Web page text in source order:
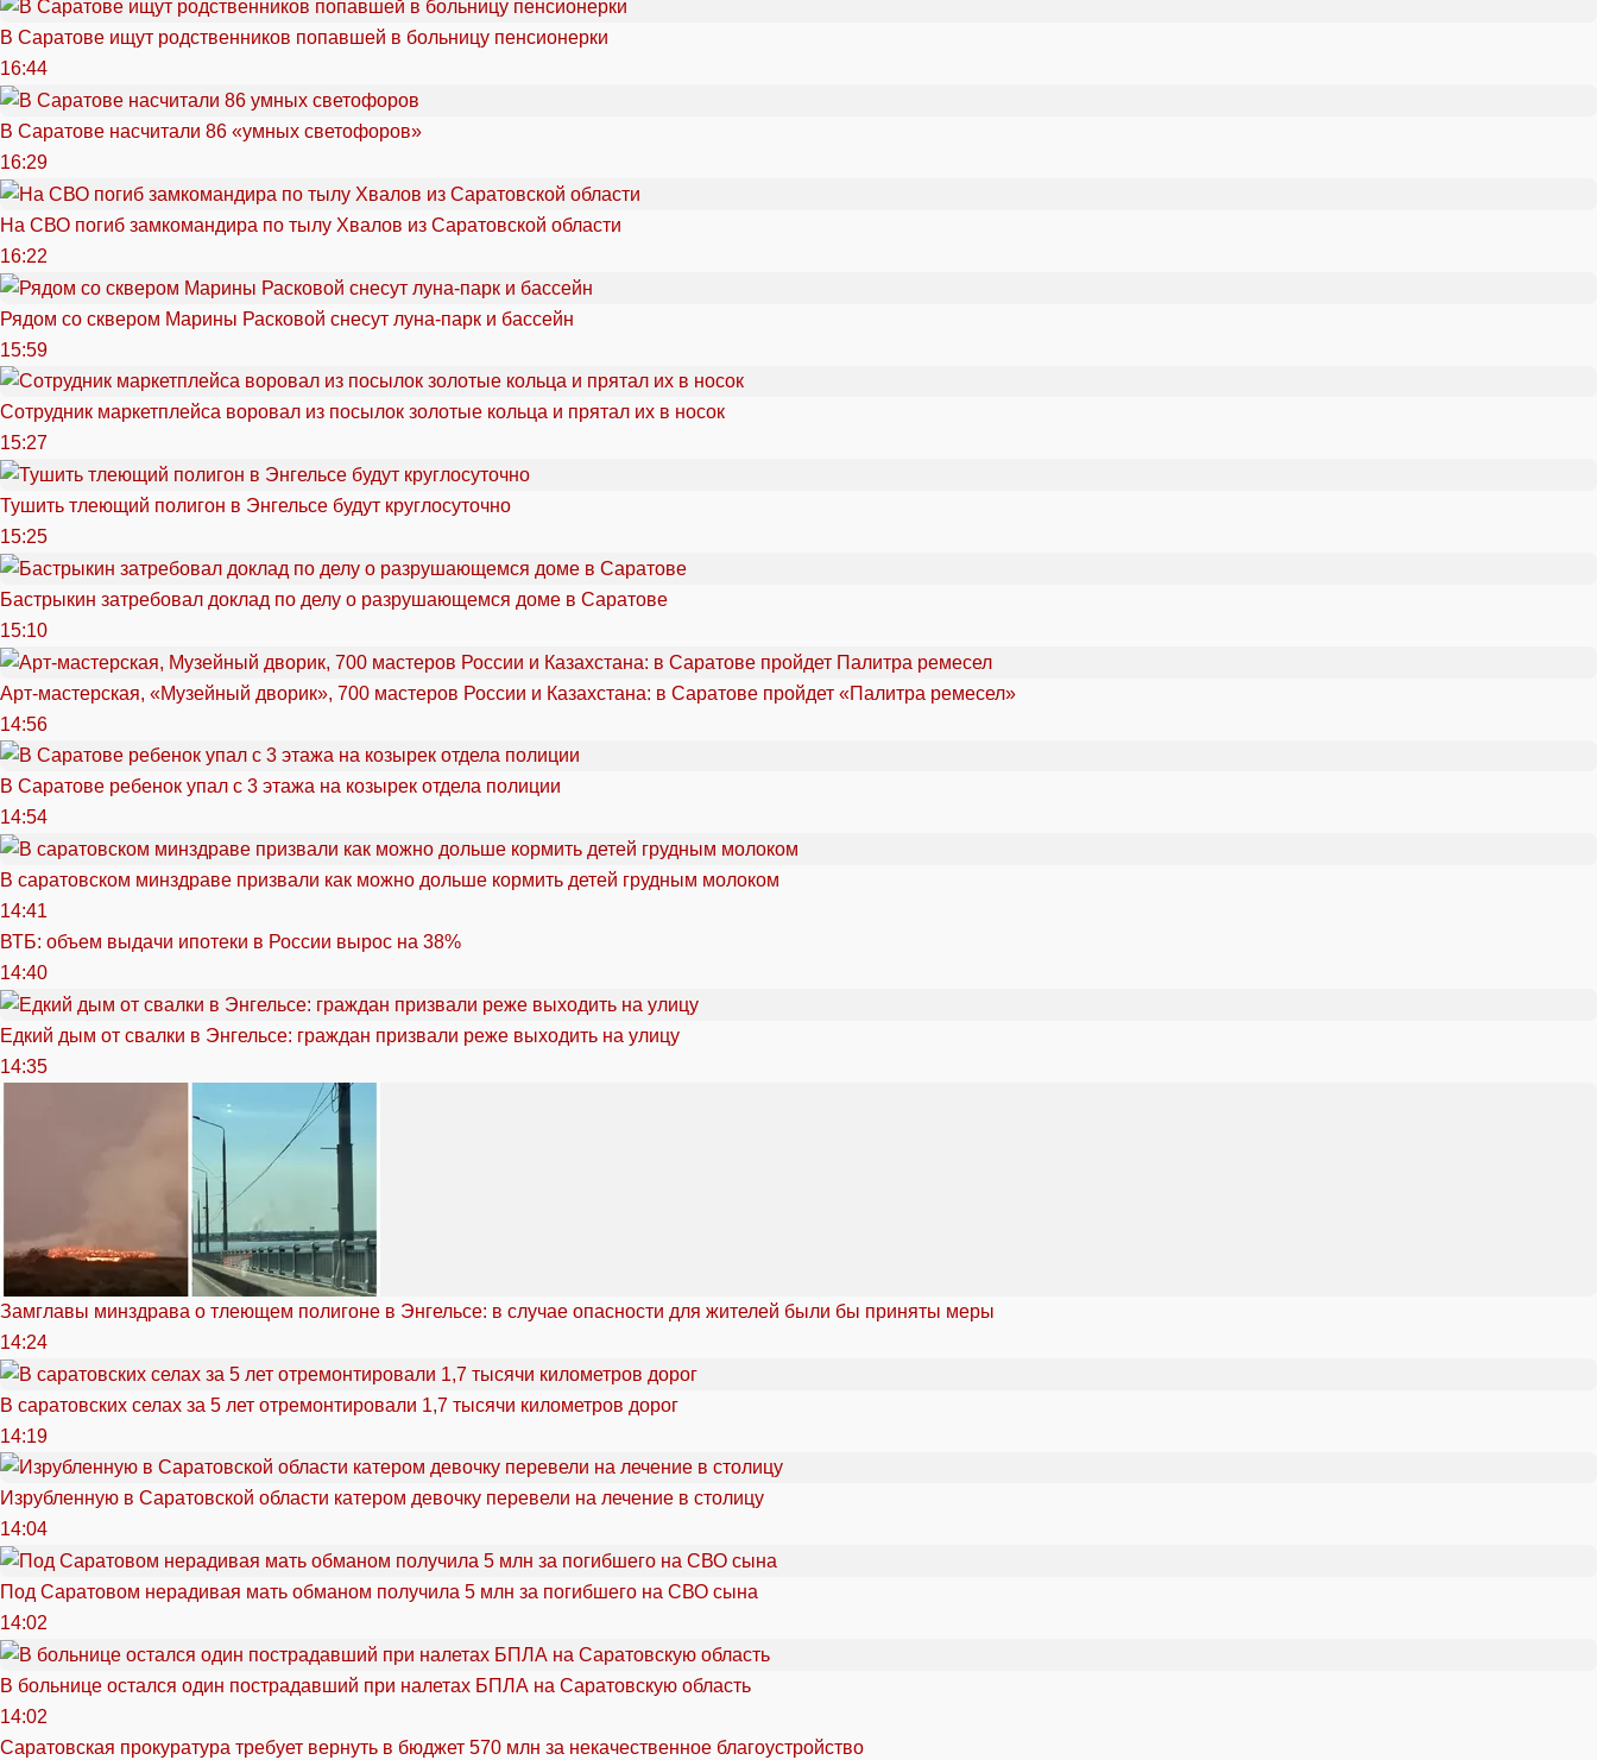
В Саратове ищут родственников попавшей в больницу пенсионерки
16:44
В Саратове насчитали 86 «умных светофоров»
16:29
На СВО погиб замкомандира по тылу Хвалов из Саратовской области
16:22
Рядом со сквером Марины Расковой снесут луна-парк и бассейн
15:59
Сотрудник маркетплейса воровал из посылок золотые кольца и прятал их в носок
15:27
Тушить тлеющий полигон в Энгельсе будут круглосуточно
15:25
Бастрыкин затребовал доклад по делу о разрушающемся доме в Саратове
15:10
Арт-мастерская, «Музейный дворик», 700 мастеров России и Казахстана: в Саратове пройдет «Палитра ремесел»
14:56
В Саратове ребенок упал с 3 этажа на козырек отдела полиции
14:54
В саратовском минздраве призвали как можно дольше кормить детей грудным молоком
14:41
ВТБ: объем выдачи ипотеки в России вырос на 38%
14:40
Едкий дым от свалки в Энгельсе: граждан призвали реже выходить на улицу
14:35
Замглавы минздрава о тлеющем полигоне в Энгельсе: в случае опасности для жителей были бы приняты меры
14:24
В саратовских селах за 5 лет отремонтировали 1,7 тысячи километров дорог
14:19
Изрубленную в Саратовской области катером девочку перевели на лечение в столицу
14:04
Под Саратовом нерадивая мать обманом получила 5 млн за погибшего на СВО сына
14:02
В больнице остался один пострадавший при налетах БПЛА на Саратовскую область
14:02
Саратовская прокуратура требует вернуть в бюджет 570 млн за некачественное благоустройство